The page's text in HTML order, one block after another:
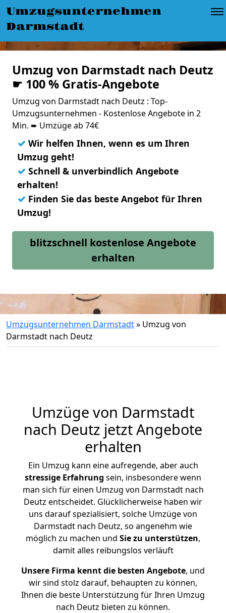
Umzugsunternehmen
Darmstadt
Umzug von Darmstadt nach Deutz
☛ 100 % Gratis-Angebote
Umzug von Darmstadt nach Deutz : Top-
Umzugsunternehmen - Kostenlose Angebote in 2
Min. ➨ Umzüge ab 74€
✓ Wir helfen Ihnen, wenn es um Ihren
Umzug geht!
✓ Schnell & unverbindlich Angebote
erhalten!
✓ Finden Sie das beste Angebot für Ihren
Umzug!
blitzschnell kostenlose Angebote
erhalten
Umzugsunternehmen Darmstadt» Umzug von
Darmstadt nach Deutz
Umzüge von Darmstadt
nach Deutz jetzt Angebote
erhalten
Ein Umzug kann eine aufregende, aber auch
stressige Erfahrung sein, insbesondere wenn
man sich für einen Umzug von Darmstadt nach
Deutz entscheidet. Glücklicherweise haben wir
uns darauf spezialisiert, solche Umzüge von
Darmstadt nach Deutz, so angenehm wie
möglich zu machen und Sie zu unterstützen,
damit alles reibungslos verläuft
Unsere Firma kennt die besten Angebote, und
wir sind stolz darauf, behaupten zu können,
Ihnen die beste Unterstützung für Ihren Umzug
nach Deutz bieten zu können.